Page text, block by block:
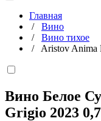
Главная
/ Вино
/ Вино тихое
/ Aristov Anima
Вино Белое
Grigio 2023